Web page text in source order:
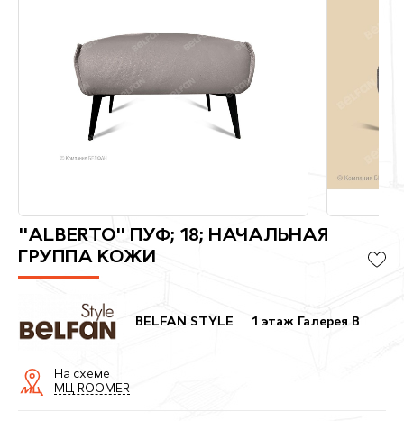
"ALBERTO" ПУФ; 18; НАЧАЛЬНАЯ
ГРУППА КОЖИ
BELFAN STYLE 1 этаж Галерея B
На схеме
МЦ ROOMER